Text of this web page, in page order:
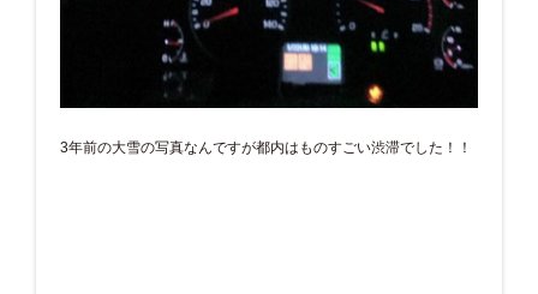
3年前の大雪の写真なんですが都内はものすごい渋滞でした！！